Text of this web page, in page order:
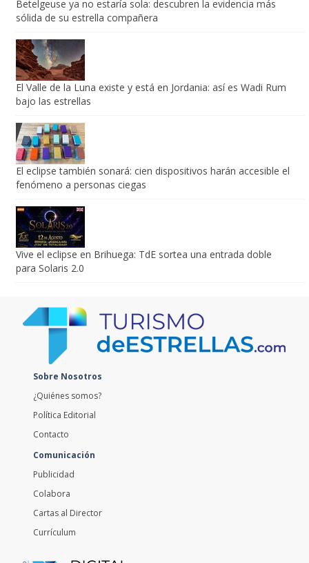
Betelgeuse ya no estaría sola: descubren la evidencia más
sólida de su estrella compañera
El Valle de la Luna existe y está en Jordania: así es Wadi Rum
bajo las estrellas
El eclipse también sonará: cien dispositivos harán accesible el
fenómeno a personas ciegas
Vive el eclipse en Brihuega: TdE sortea una entrada doble
para Solaris 2.0
¿Quiénes somos?